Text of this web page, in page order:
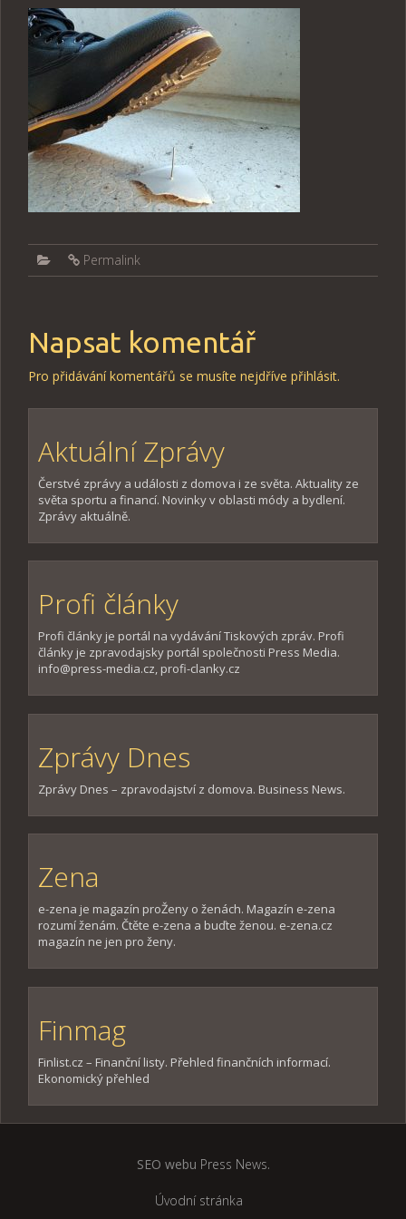
Permalink
Napsat komentář
Pro přidávání komentářů se musíte nejdříve přihlásit.
Aktuální Zprávy
Čerstvé zprávy a události z domova i ze světa. Aktuality ze
světa sportu a financí. Novinky v oblasti módy a bydlení.
Zprávy aktuálně.
Profi články
Profi články je portál na vydávání Tiskových zpráv. Profi
články je zpravodajsky portál společnosti Press Media.
info@press-media.cz, profi-clanky.cz
Zprávy Dnes
Zprávy Dnes – zpravodajství z domova. Business News.
Zena
e-zena je magazín proŽeny o ženách. Magazín e-zena
rozumí ženám. Čtěte e-zena a buďte ženou. e-zena.cz
magazín ne jen pro ženy.
Finmag
Finlist.cz – Finanční listy. Přehled finančních informací.
Ekonomický přehled
SEO webu Press News.
Úvodní stránka